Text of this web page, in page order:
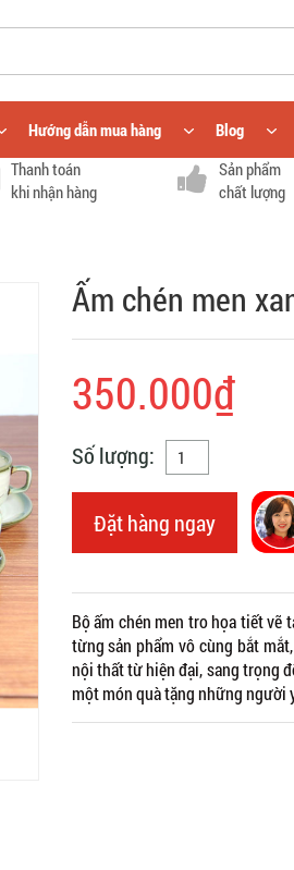
Hướng dẫn mua hàng Blog
Thanh toán
khi nhận hàng
Sản phẩm
chất lượng
Ấm chén men
350.000₫
Số lượng:
Đặt hàng ngay
Bộ ấm chén men tro họa tiết vẽ
từng sản phẩm vô cùng bắt
nội thất từ hiện đại, sang trọng
một món quà tặng những người